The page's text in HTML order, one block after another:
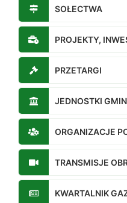
SOŁECTWA
PROJEKTY,
PRZETARGI
JEDNOSTKI
ORGANIZACJE
TRANSMISJE
KWARTALNIK